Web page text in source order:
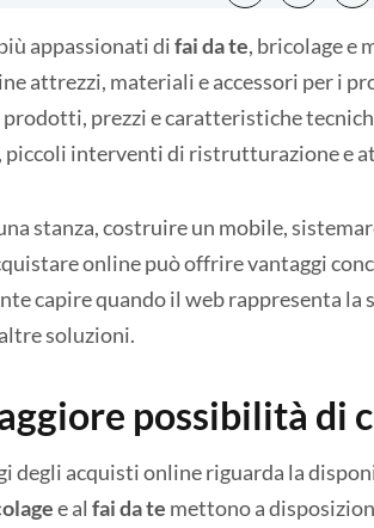
appassionati difai da te, bricolage e
attrezzi, materiali e accessori per i
prezzi e caratteristiche
piccoli interventi di ristrutturazione e
stanza, costruire un mobile,
online può offrire vantaggi
capire quando il web rappresenta la
soluzioni.
possibilità di
degli acquisti online riguarda la
e al fai da te mettono a